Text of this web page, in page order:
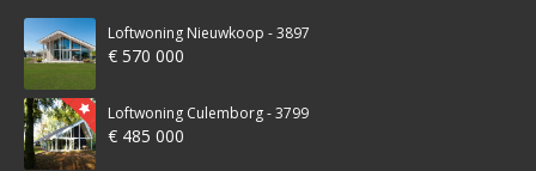
Loftwoning Nieuwkoop - 3897
€ 570 000
Loftwoning Culemborg - 3799
€ 485 000